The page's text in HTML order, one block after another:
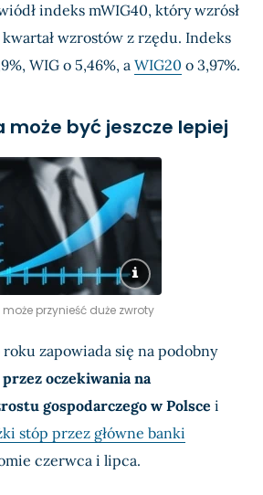
indeks mWIG40, który wzrósł
wzrostów z rzędu. Indeks
WIG o 5,46%, a WIG20 o 3,97%.
może być jeszcze lepiej
może przynieść duże zwroty
zapowiada się na podobny
oczekiwania na
gospodarczego w Polsce i
stóp przez główne banki
czerwca i lipca.